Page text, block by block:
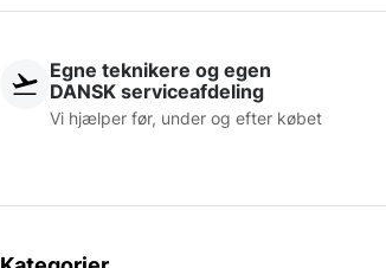
Egne teknikere og egen
DANSK serviceafdeling
Vi hjælper før, under og efter købet